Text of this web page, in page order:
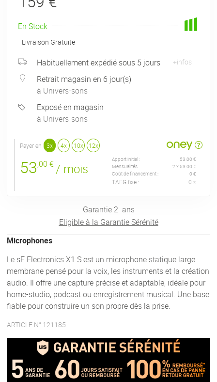
En Stock
Livraison Gratuite
Habituellement expédié sous 5 jours +infos
Retrait magasin en 6 jour(s)
à Univers-sons
Exposé en magasin
à Univers-sons
Payer en 3x 4x 10x 12x
53,00 € / mois
Apport initial :
53.00 €
Mensualités :
2 x 53.00 €
Coût de financement :
0 €
TAEG fixe : 0 %
Garantie 2 ans
Eligible à la Garantie Sérénité
Microphones
Le sE Electronics X1 S est un microphone statique large
membrane pensé pour la voix, les instruments et la création
audio. Il offre une capture précise et adaptable, idéale pour
home-studio, podcast ou enregistrement musical. Une base
fiable pour construire un son propre dès la prise.
ARTICLE N° 121185